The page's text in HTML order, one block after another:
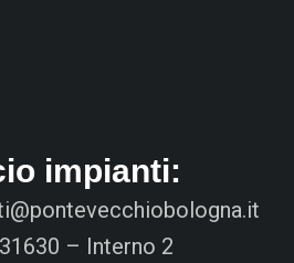
impianti:
– Interno 2